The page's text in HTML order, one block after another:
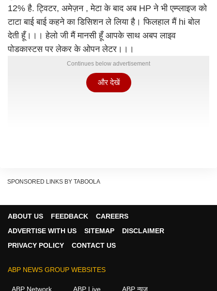
12% है.ट्विटर, अमेज़न , मेटा के बाद अब HP ने भी एम्प्लाइज को
टाटा बाई बाई कहने का डिसिशन ले लिया है।फिलहाल मैं hi बोल
देती हूँ।।। हेलो जी मैं मानसी हूँ आपके साथ अबप लाइव
पोडकास्टस पर लेकर के ओपन लेटर।।।
Continues below advertisement
और देखें
SPONSORED LINKS BY TABOOLA
ABOUT US FEEDBACK
CAREERS
ADVERTISE WITH US
SITEMAP
DISCLAIMER
PRIVACY POLICY
CONTACT US
ABP NEWS GROUP WEBSITES
ABP Network ABP Live ABP न्यूज़